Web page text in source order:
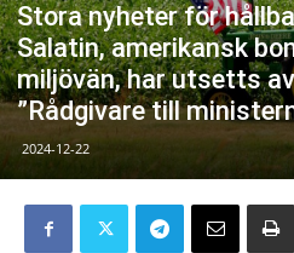
Stora nyheter för
Salatin, amerikansk
miljövän, har utsetts
”Rådgivare till
2024-12-22